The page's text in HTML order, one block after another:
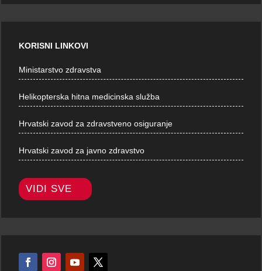
KORISNI LINKOVI
Ministarstvo zdravstva
Helikopterska hitna medicinska služba
Hrvatski zavod za zdravstveno osiguranje
Hrvatski zavod za javno zdravstvo
VIDI SVE